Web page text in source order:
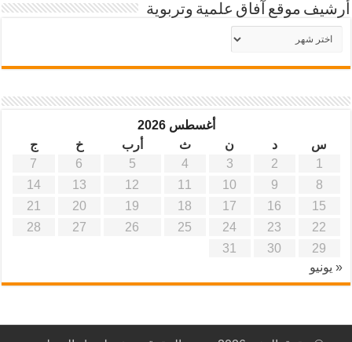
أرشيف موقع آفاق علمية وتربوية
أرشيف
موقع
آفاق
أغسطس 2026
س
د ن ث أرب خ
ج
1
2
3
4
5
6
7
8
9
10
11
12
13
14
15
16
17
18
19
20
21
22
23
24
25
26
27
28
29
30
31
« يونيو